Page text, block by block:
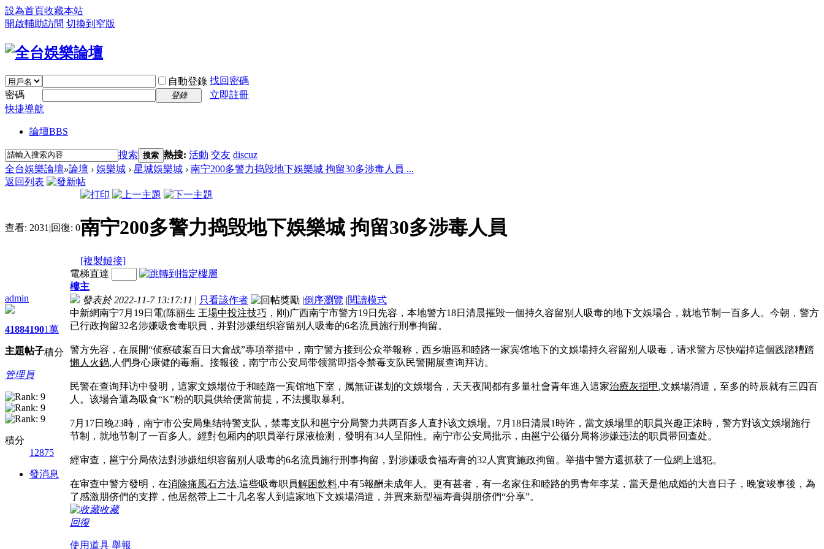
設為首頁收藏本站
開啟輔助訪問 切換到窄版
自動登錄 找回密碼
密碼
登錄
立即註冊
快捷導航
論壇BBS
搜索 搜索 熱搜: 活動 交友 discuz
全台娛樂論壇»論壇 › 娛樂城 › 星城娛樂城 › 南宁200多警力捣毁地下娛樂城 拘留30多涉毒人員 ...
返回列表
查看: 2031 |回復: 0南宁200多警力捣毁地下娛樂城 拘留30多涉毒人員
[複製鏈接]
admin
4188
主題
4190
帖子
1萬
積分
管理員
積分
12875
發消息
電梯直達
樓主
發表於 2022-11-7 13:17:11 | 只看該作者 |倒序瀏覽 |閱讀模式
中新網南宁7月19日電(陈丽生 王場中投注技巧 ，刚)广西南宁市警方19日先容，本地警方18日清晨摧毁一個持久容留别人吸毒的地下文娛場合，就地节制一百多人。今朝，警方
已行政拘留32名涉嫌吸食毒职員，并對涉嫌组织容留别人吸毒的6名流員施行刑事拘留。
警方先容，在展開“侦察破案百日大會战”專項举措中，南宁警方接到公众举報称，西乡塘區和睦路一家宾馆地下的文娛場持久容留别人吸毒，请求警方尽快端掉這個践踏糟踏
懶人火鍋,人們身心康健的毒瘤。接報後，南宁市公安局带领當即指令禁毒支队民警開展查询拜访。
民警在查询拜访中發明，這家文娛場位于和睦路一宾馆地下室，属無证谋划的文娛場合，天天夜間都有多量社會青年進入這家治療灰指甲 ,文娛場消遣，至多的時辰就有三四百
人。该場合還為吸食“K”粉的职員供给便當前提，不法攫取暴利。
7月17日晚23時，南宁市公安局集结特警支队，禁毒支队和邕宁分局警力共两百多人直扑该文娛場。7月18日清晨1時许，當文娛場里的职員兴趣正浓時，警方對该文娛場施行
节制，就地节制了一百多人。經對包厢内的职員举行尿液檢测，發明有34人呈阳性。南宁市公安局批示，由邕宁公循分局将涉嫌违法的职員带回查处。
經审查，邕宁分局依法對涉嫌组织容留别人吸毒的6名流員施行刑事拘留，對涉嫌吸食福寿膏的32人實實施政拘留。举措中警方還抓获了一位網上逃犯。
在审查中警方發明，在消除痛風石方法,這些吸毒职員解困飲料,中有5報酬未成年人。更有甚者，有一名家住和睦路的男青年李某，當天是他成婚的大喜日子，晚宴竣事後，為
了感激朋侪們的支撑，他居然带上二十几名客人到這家地下文娛場消遣，并買来新型福寿膏與朋侪們“分享”。
收藏
回復
使用道具 舉報